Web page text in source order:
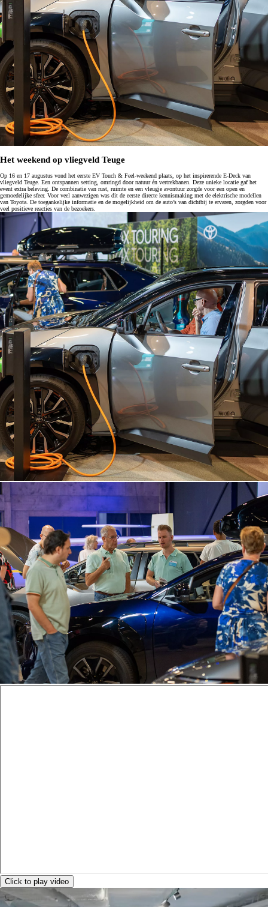
Het weekend op vliegveld Teuge
Op 16 en 17 augustus vond het eerste EV Touch & Feel-weekend plaats, op het inspirerende E-Deck van
vliegveld Teuge. Een ontspannen setting, omringd door natuur én vertrekbanen. Deze unieke locatie gaf het
event extra beleving. De combinatie van rust, ruimte en een vleugje avontuur zorgde voor een open en
gemoedelijke sfeer. Voor veel aanwezigen was dit de eerste directe kennismaking met de elektrische modellen
van Toyota. De toegankelijke informatie en de mogelijkheid om de auto’s van dichtbij te ervaren, zorgden voor
veel positieve reacties van de bezoekers.
Click to play video